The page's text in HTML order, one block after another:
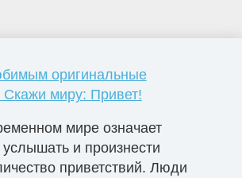
оригинальные
Скажи миру: Привет!
мире означает
и произнести
приветствий. Люди